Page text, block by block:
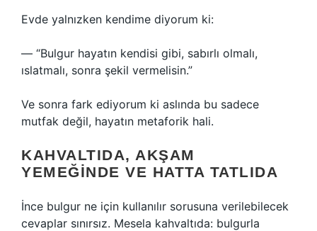
Evde yalnızken kendime diyorum ki:
— “Bulgur hayatın kendisi gibi, sabırlı olmalı,
ıslatmalı, sonra şekil vermelisin.”
Ve sonra fark ediyorum ki aslında bu sadece
mutfak değil, hayatın metaforik hali.
KAHVALTIDA, AKŞAM
YEMEĞINDE VE HATTA TATLIDA
İnce bulgur ne için kullanılır sorusuna verilebilecek
cevaplar sınırsız. Mesela kahvaltıda: bulgurla